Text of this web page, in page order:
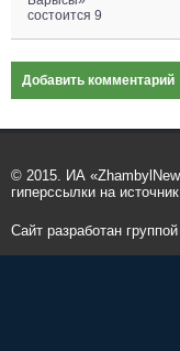
Добавить комментарий
© 2015. ИА
гиперссылки на
Сайт разработан